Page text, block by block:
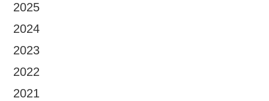
2025
2024
2023
2022
2021